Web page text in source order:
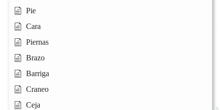
Pie
Cara
Piernas
Brazo
Barriga
Craneo
Ceja